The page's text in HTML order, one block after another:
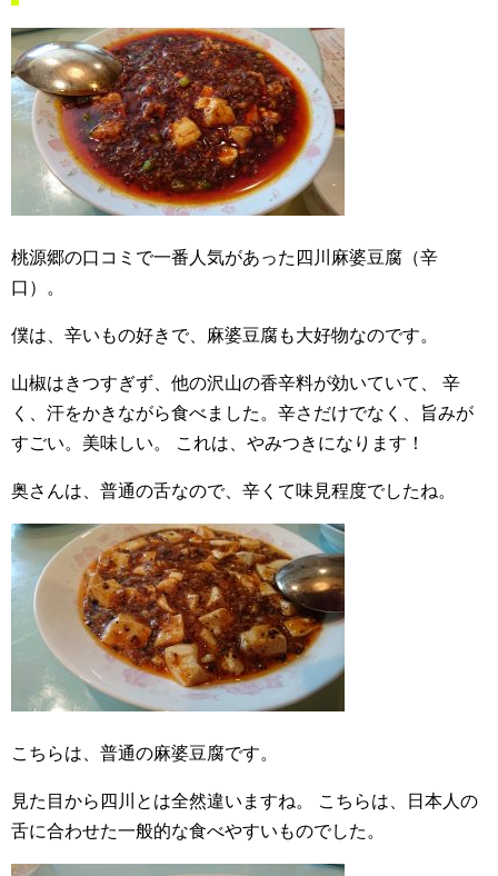
桃源郷の口コミで一番人気があった四川麻婆豆腐（辛
口）。
僕は、辛いもの好きで、麻婆豆腐も大好物なのです。
山椒はきつすぎず、他の沢山の香辛料が効いていて、
辛
く、汗をかきながら食べました。辛さだけでなく、旨みが
すごい。美味しい。
これは、やみつきになります！
奥さんは、普通の舌なので、辛くて味見程度でしたね。
こちらは、普通の麻婆豆腐です。
見た目から四川とは全然違いますね。
こちらは、日本人の
舌に合わせた一般的な食べやすいものでした。